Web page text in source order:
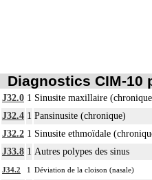
Diagnostics CIM-10
J32.0 1 Sinusite maxillaire
J32.4 1 Pansinusite (chronique)
J32.2 1 Sinusite ethmoïdale
J33.8 1 Autres polypes des sinus
J34.2 1 Déviation de la cloison (nasale)